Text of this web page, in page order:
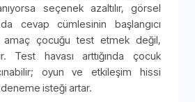
seçenek azaltılır, görsel
cevap cümlesinin başlangıcı
amaç çocuğu test etmek değil,
Test havası arttığında çocuk
oyun ve etkileşim hissi
isteği artar.